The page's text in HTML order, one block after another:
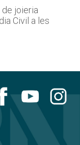
joieria
Civil a les